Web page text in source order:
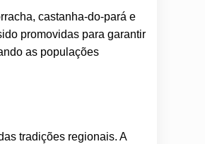
castanha-do-pará e
promovidas para garantir
as populações
tradições regionais. A